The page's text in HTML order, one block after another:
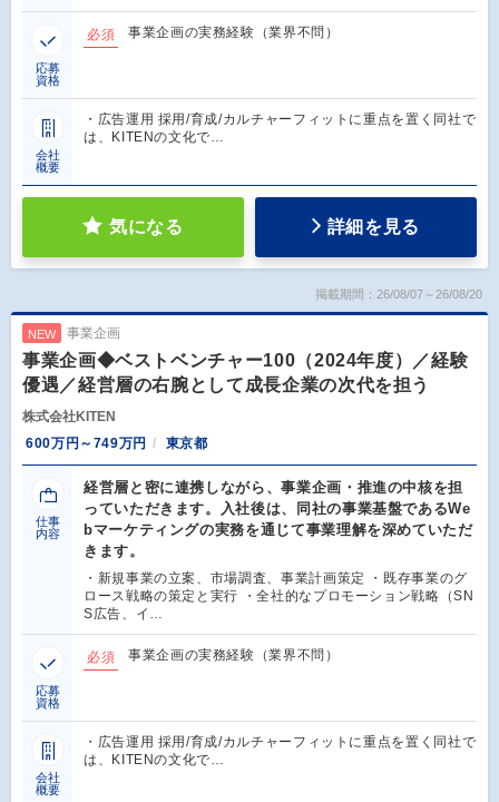
応募
資格
必須 事業企画の実務経験（業界不問）
会社
概要
・広告運用 採用/育成/カルチャーフィットに重点を置く同社で
は、KITENの文化で…
気になる 詳細を見る
掲載期間：26/08/07～26/08/20
NEW 事業企画
事業企画◆ベストベンチャー100（2024年度）／経験
優遇／経営層の右腕として成長企業の次代を担う
株式会社KITEN
600万円～749万円
東京都
仕事
内容
経営層と密に連携しながら、事業企画・推進の中核を担
っていただきます。入社後は、同社の事業基盤であるWe
bマーケティングの実務を通じて事業理解を深めていただ
きます。
・新規事業の立案、市場調査、事業計画策定 ・既存事業のグ
ロース戦略の策定と実行 ・全社的なプロモーション戦略（SN
S広告、イ…
応募
資格
必須 事業企画の実務経験（業界不問）
会社
概要
・広告運用 採用/育成/カルチャーフィットに重点を置く同社で
は、KITENの文化で…